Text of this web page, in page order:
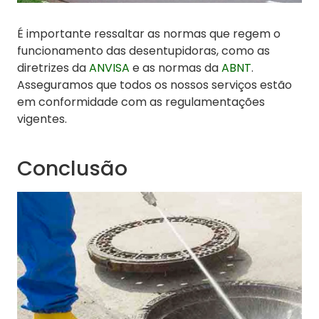
É importante ressaltar as normas que regem o
funcionamento das desentupidoras, como as
diretrizes daANVISA e as normas daABNT.
Asseguramos que todos os nossos serviços estão
em conformidade com as regulamentações
vigentes.
Conclusão